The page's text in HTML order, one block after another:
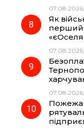
Як
перший
07.08.2026,
Пожежа